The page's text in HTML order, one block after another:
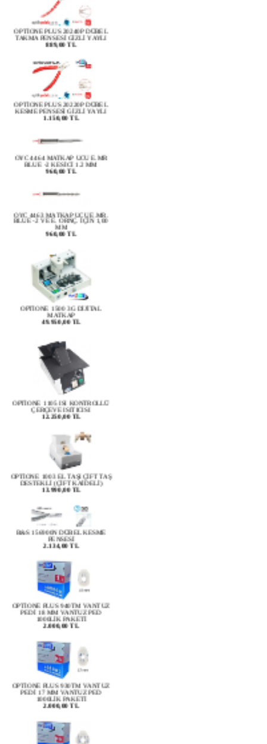
OPTİONE PLUS 20240P DÜBEL
TAKMA PENSESİ GİZLİ YAYLI
889,00 TL
OPTİONE PLUS 20220P DÜBEL
KESME PENSESİ GİZLİ YAYLI
1.150,00 TL
OYC 4464 MATKAP UCU E.MR
960,00 TL
MM
960,00 TL
OPTİONE 1500 3G DİJİTAL
MATKAP
49.950,00 TL
OPTİONE 1105 ISI KONTROLLÜ
ÇERÇEVE ISITICISI
12.250,00 TL
OPTİONE 1003 EL TAŞI ÇİFT TAŞ
DESTEKLİ (ÇİFT KAİDELİ)
13.990,00 TL
B&S 156900N DÜBEL KESME
PENSESİ
2.134,00 TL
OPTİONE PLUS 940TM VANTUZ
PEDİ 18 MM VANTUZ PED
1000LİK PAKETİ
2.000,00 TL
OPTİONE PLUS 930TM VANTUZ
PEDİ 17 MM VANTUZ PED
1000LİK PAKETİ
2.000,00 TL